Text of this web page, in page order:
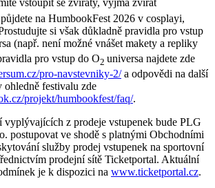
vstoupit se zvířaty, vyjma zvířat
na HumbookFest 2026 v cosplayi,
si však důkladně pravidla pro vstup
(např. není možné vnášet makety a repliky
pro vstup do O2 universa najdete zde
pro-navstevniky-2/a odpovědi na další
ohledně festivalu zde
projekt/humbookfest/faq/.
vyplývajících z prodeje vstupenek bude PLG
postupovat ve shodě s platnými Obchodními
služby prodej vstupenek na sportovní
prodejní sítě Ticketportal. Aktuální
je k dispozici na www.ticketportal.cz.